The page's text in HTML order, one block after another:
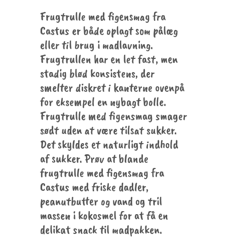
Frugtrulle med figensmag fra
Castus er både oplagt som pålæg
eller til brug i madlavning.
Frugtrullen har en let fast, men
stadig blød konsistens, der
smelter diskret i kanterne ovenpå
for eksempel en nybagt bolle.
Frugtrulle med figensmag smager
sødt uden at være tilsat sukker.
Det skyldes et naturligt indhold
af sukker. Prøv at blande
frugtrulle med figensmag fra
Castus med friske dadler,
peanutbutter og vand og tril
massen i kokosmel for at få en
delikat snack til madpakken.